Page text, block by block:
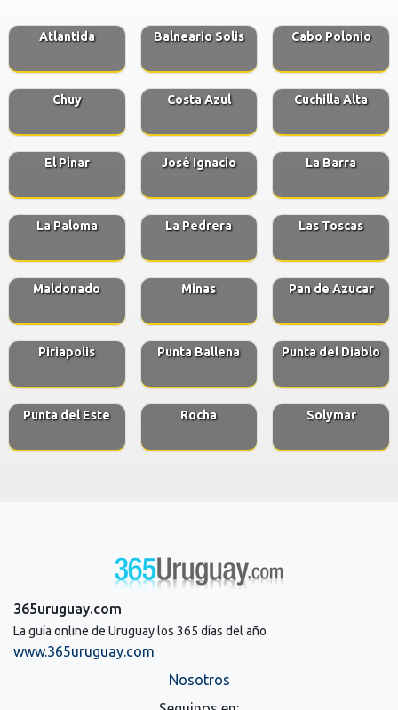
Atlantida Balneario Solis Cabo Polonio
Chuy Costa Azul Cuchilla Alta
El Pinar José Ignacio La Barra
La Paloma La Pedrera Las Toscas
Maldonado Minas Pan de Azucar
Piriapolis Punta Ballena Punta del Diablo
Punta del Este Rocha Solymar
365uruguay.com
La guía online de Uruguay los 365 días del año
www.365uruguay.com
Nosotros